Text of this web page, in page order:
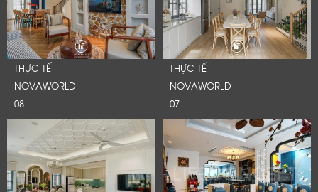
THỰC TẾ
NOVAWORLD
08
THỰC TẾ
NOVAWORLD
07